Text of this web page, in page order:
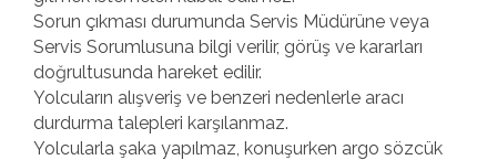
Sorun çıkması durumunda Servis Müdürüne veya
Servis Sorumlusuna bilgi verilir, görüş ve kararları
doğrultusunda hareket edilir.
Yolcuların alışveriş ve benzeri nedenlerle aracı
durdurma talepleri karşılanmaz.
Yolcularla şaka yapılmaz, konuşurken argo sözcük